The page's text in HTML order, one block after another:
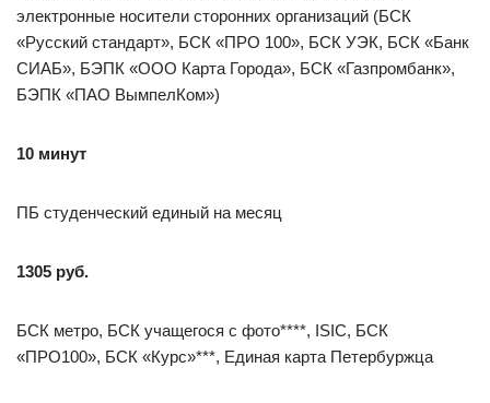
электронные носители сторонних организаций (БСК
«Русский стандарт», БСК «ПРО 100», БСК УЭК, БСК «Банк
СИАБ», БЭПК «ООО Карта Города», БСК «Газпромбанк»,
БЭПК «ПАО ВымпелКом»)
10 минут
ПБ студенческий единый на месяц
1305 руб.
БСК метро, БСК учащегося с фото****, ISIC, БСК
«ПРО100», БСК «Курс»***, Единая карта Петербуржца